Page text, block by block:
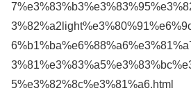
5%e3%82%8c%e3%81%a6.html